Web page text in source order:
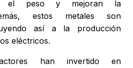
el peso y mejoran la
estos metales son
así a la producción
eléctricos.
han invertido en